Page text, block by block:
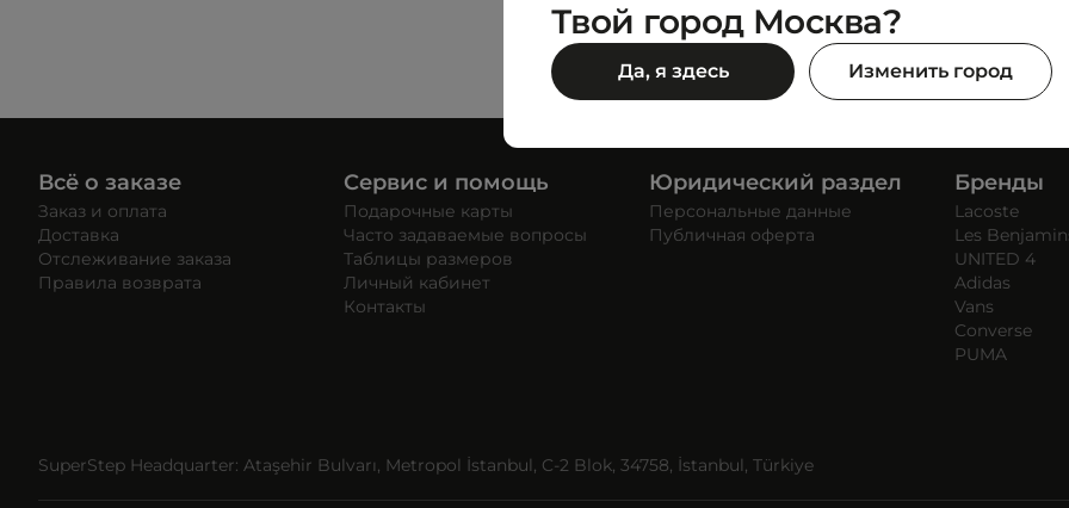
Всё о заказе
Заказ и оплата
Доставка
Отслеживание заказа
Правила возврата
Сервис и помощь
Подарочные карты
Часто задаваемые вопросы
Таблицы размеров
Личный кабинет
Контакты
Юридический раздел
Персональные данные
Публичная оферта
Бренды
Lacoste
Les
UNITED 4
Adidas
Vans
Converse
PUMA
SuperStep Headquarter: Ataşehir Bulvarı, Metropol İstanbul, C-2 Blok, 34758, İstanbul, Türkiye
Твой город Москва?
Да, я здесь Изменить город